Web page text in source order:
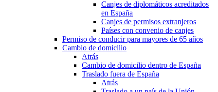
Canjes de diplomáticos acreditados
en España
Canjes de permisos extranjeros
Países con convenio de canjes
Permiso de conducir para mayores de 65 años
Cambio de domicilio
Atrás
Cambio de domicilio dentro de España
Traslado fuera de España
Atrás